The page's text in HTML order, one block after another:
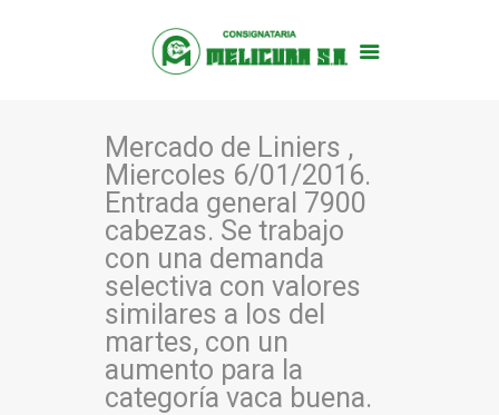
Mercado de Liniers ,
Miercoles 6/01/2016.
Entrada general 7900
cabezas. Se trabajo
con una demanda
selectiva con valores
similares a los del
martes, con un
aumento para la
categoría vaca buena.